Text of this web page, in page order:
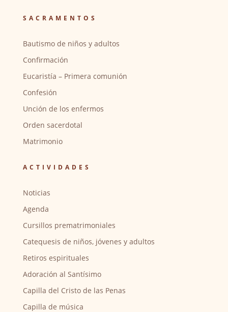
SACRAMENTOS
Bautismo de niños y adultos
Confirmación
Eucaristía – Primera comunión
Confesión
Unción de los enfermos
Orden sacerdotal
Matrimonio
ACTIVIDADES
Noticias
Agenda
Cursillos prematrimoniales
Catequesis de niños, jóvenes y adultos
Retiros espirituales
Adoración al Santísimo
Capilla del Cristo de las Penas
Capilla de música